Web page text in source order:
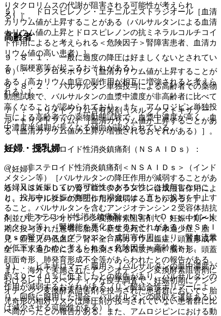
りタクロリムスの代謝が阻害される可能性が考えられ
る）］。
高齢者
９．８．１． 一般に過度の降圧は好ましくないとされてい
る（脳梗塞等が起こるおそれがある）。
９．８．２． バルサルタン単独投与による高齢者での薬物
動態試験で、バルサルタンの血漿中濃度が非高齢者に比べて
高くなることが認められており、また、アムロジピン単独投
与による高齢者での薬物動態試験で、血漿中濃度が高く、血
中濃度半減期が長くなる傾向が認められている。
妊婦・授乳婦
（妊婦）
妊婦又は妊娠している可能性のある女性には投与しないこ
と。投与中に妊娠が判明した場合には、直ちに投与を中止す
ること。バルサルタンを含むアンジオテンシン２受容体拮抗
剤並びにアンジオテンシン変換酵素阻害剤で、妊娠中期〜末
期に投与された患者に胎児・新生児死亡、羊水過少症、胎
児・新生児の低血圧、腎不全、高カリウム血症、頭蓋形成不
全、羊水過少症によると推測される四肢拘縮、脳奇形、頭蓋
顔面奇形、肺発育形成不全等があらわれたとの報告がある。
また、海外で実施されたアンジオテンシン変換酵素阻害剤に
おけるレトロスペクティブな疫学調査で、妊娠初期にアンジ
オテンシン変換酵素阻害剤を投与された患者群において、胎
児奇形の相対リスクは降圧剤が投与されていない患者群に比
べ高かったとの報告がある。また、アムロジピンにおける動
５）． ドロスピレノン・エチニルエストラジオール［血清
カリウム値が上昇することがある（バルサルタンによる血清
カリウム値の上昇とドロスピレノンの抗ミネラルコルチコイ
ド作用によると考えられる＜危険因子＞腎障害患者、血清カ
リウム値の高い患者）］。
６）． シクロスポリン［血清カリウム値が上昇することが
ある（高カリウム血症の副作用が相互に増強されると考えら
れる）］。
７）． トリメトプリム含有製剤（スルファメトキサゾー
ル・トリメトプリム）［血清カリウム値が上昇することがあ
る（血清カリウム値の上昇が増強されるおそれがある）］。
８）． 非ステロイド性消炎鎮痛剤（ＮＳＡＩＤｓ）：
@． 非ステロイド性消炎鎮痛剤＜ＮＳＡＩＤｓ＞（インド
メタシン等）［バルサルタンの降圧作用が減弱することがあ
る（ＮＳＡＩＤｓの腎プロスタグランジン合成阻害作用によ
り、バルサルタンの降圧作用が減弱することがある）］。
A． 非ステロイド性消炎鎮痛剤＜ＮＳＡＩＤｓ＞（インド
メタシン等）［腎機能を悪化させるおそれがある（ＮＳＡＩ
Ｄｓの腎プロスタグランジン合成阻害作用により、腎血流量
が低下するためと考えられる＜危険因子＞高齢者）］。
９）． ビキサロマー＜服用＞［バルサルタンの血中濃度が
約３０〜４０％に低下したとの報告があり、バルサルタンの
作用が減弱するおそれがある（リン酸結合性ポリマーによ
り、同時に服用した場合、バルサルタンの吸収を遅延あるい
は減少させる可能性がある）］。